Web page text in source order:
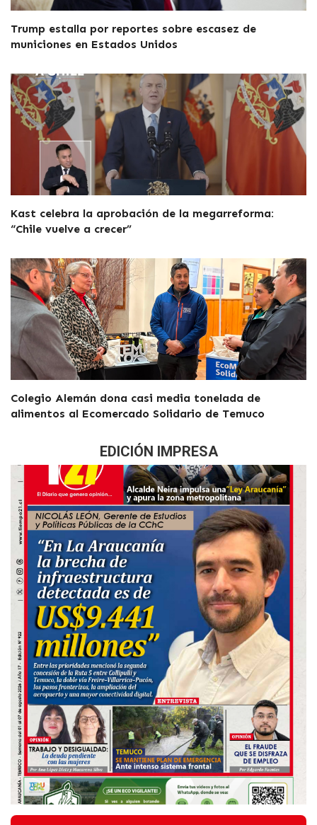
Trump estalla por reportes sobre escasez de
municiones en Estados Unidos
Kast celebra la aprobación de la megarreforma:
“Chile vuelve a crecer”
Colegio Alemán dona casi media tonelada de
alimentos al Ecomercado Solidario de Temuco
EDICIÓN IMPRESA